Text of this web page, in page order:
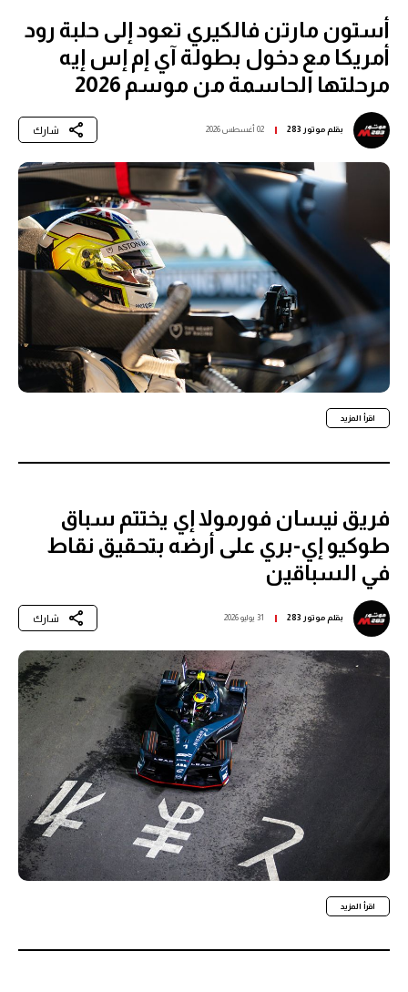
أستون مارتن فالكيري تعود إلى حلبة رود
أمريكا مع دخول بطولة آي إم إس إيه
مرحلتها الحاسمة من موسم 2026
بقلمموتور 283 02 أغسطس 2026 شارك
اقرأ المزيد
فريق نيسان فورمولا إي يختتم سباق
طوكيو إي-بري على أرضه بتحقيق نقاط
في السباقين
بقلمموتور 283 31 يوليو 2026 شارك
اقرأ المزيد